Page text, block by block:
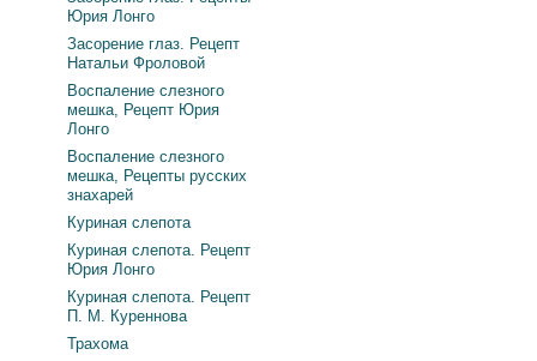
Юрия Лонго
Засорение глаз. Рецепт
Натальи Фроловой
Воспаление слезного
мешка, Рецепт Юрия
Лонго
Воспаление слезного
мешка, Рецепты русских
знахарей
Куриная слепота
Куриная слепота. Рецепт
Юрия Лонго
Куриная слепота. Рецепт
П. М. Куреннова
Трахома